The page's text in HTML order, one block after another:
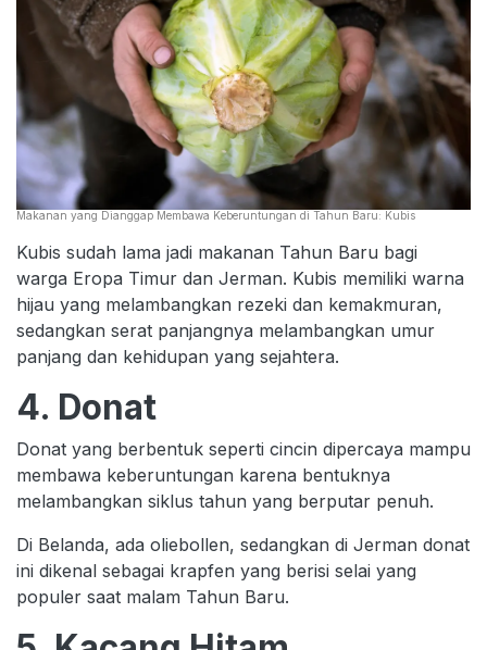
Makanan yang Dianggap Membawa Keberuntungan di Tahun Baru: Kubis
Kubis sudah lama jadi makanan Tahun Baru bagi
warga Eropa Timur dan Jerman. Kubis memiliki warna
hijau yang melambangkan rezeki dan kemakmuran,
sedangkan serat panjangnya melambangkan umur
panjang dan kehidupan yang sejahtera.
4. Donat
Donat yang berbentuk seperti cincin dipercaya mampu
membawa keberuntungan karena bentuknya
melambangkan siklus tahun yang berputar penuh.
Di Belanda, ada oliebollen, sedangkan di Jerman donat
ini dikenal sebagai krapfen yang berisi selai yang
populer saat malam Tahun Baru.